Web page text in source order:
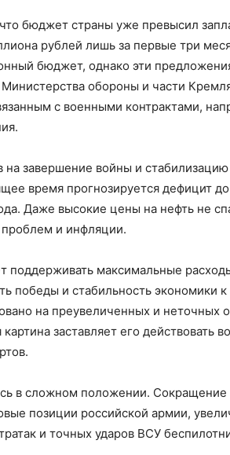
бюджет страны уже превысил
рублей лишь за первые три
бюджет, однако эти
обороны и части
с военными контрактами,
на завершение войны и
время прогнозируется дефицит до
Даже высокие цены на нефть не
проблем и инфляции.
поддерживать максимальные
победы и стабильность экономики к
на преувеличенных и неточных
заставляет его действовать
в сложном положении. Сокращение
позиции российской армии,
и точных ударов ВСУ